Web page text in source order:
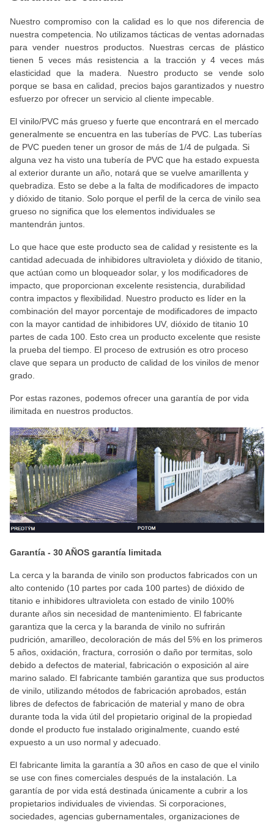
Nuestro compromiso con la calidad es lo que nos diferencia de
nuestra competencia. No utilizamos tácticas de ventas adornadas
para vender nuestros productos. Nuestras cercas de plástico
tienen 5 veces más resistencia a la tracción y 4 veces más
elasticidad que la madera. Nuestro producto se vende solo
porque se basa en calidad, precios bajos garantizados y nuestro
esfuerzo por ofrecer un servicio al cliente impecable.
El vinilo/PVC más grueso y fuerte que encontrará en el mercado
generalmente se encuentra en las tuberías de PVC. Las tuberías
de PVC pueden tener un grosor de más de 1/4 de pulgada. Si
alguna vez ha visto una tubería de PVC que ha estado expuesta
al exterior durante un año, notará que se vuelve amarillenta y
quebradiza. Esto se debe a la falta de modificadores de impacto
y dióxido de titanio. Solo porque el perfil de la cerca de vinilo sea
grueso no significa que los elementos individuales se
mantendrán juntos.
Lo que hace que este producto sea de calidad y resistente es la
cantidad adecuada de inhibidores ultravioleta y dióxido de titanio,
que actúan como un bloqueador solar, y los modificadores de
impacto, que proporcionan excelente resistencia, durabilidad
contra impactos y flexibilidad. Nuestro producto es líder en la
combinación del mayor porcentaje de modificadores de impacto
con la mayor cantidad de inhibidores UV, dióxido de titanio 10
partes de cada 100. Esto crea un producto excelente que resiste
la prueba del tiempo. El proceso de extrusión es otro proceso
clave que separa un producto de calidad de los vinilos de menor
grado.
Por estas razones, podemos ofrecer una garantía de por vida
ilimitada en nuestros productos.
Garantía - 30 AÑOS garantía limitada
La cerca y la baranda de vinilo son productos fabricados con un
alto contenido (10 partes por cada 100 partes) de dióxido de
titanio e inhibidores ultravioleta con estado de vinilo 100%
durante años sin necesidad de mantenimiento. El fabricante
garantiza que la cerca y la baranda de vinilo no sufrirán
pudrición, amarilleo, decoloración de más del 5% en los primeros
5 años, oxidación, fractura, corrosión o daño por termitas, solo
debido a defectos de material, fabricación o exposición al aire
marino salado. El fabricante también garantiza que sus productos
de vinilo, utilizando métodos de fabricación aprobados, están
libres de defectos de fabricación de material y mano de obra
durante toda la vida útil del propietario original de la propiedad
donde el producto fue instalado originalmente, cuando esté
expuesto a un uso normal y adecuado.
El fabricante limita la garantía a 30 años en caso de que el vinilo
se use con fines comerciales después de la instalación. La
garantía de por vida está destinada únicamente a cubrir a los
propietarios individuales de viviendas. Si corporaciones,
sociedades, agencias gubernamentales, organizaciones de